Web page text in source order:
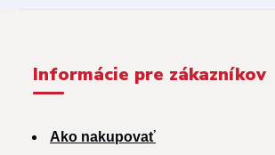
Informácie pre zákazníkov
Ako nakupovať